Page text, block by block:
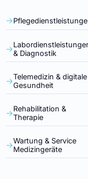
→
→& Diagnostik
→Telemedizin & digitale
Gesundheit
→Rehabilitation &
Therapie
→Wartung & Service
Medizingeräte